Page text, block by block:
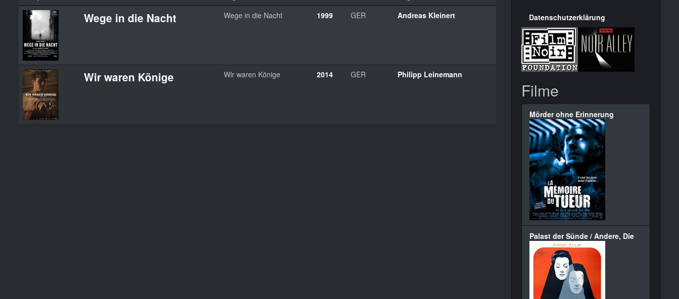
Wege in die Nacht Wege in die Nacht 1999 GER Andreas Kleinert
Wir waren Könige Wir waren Könige 2014 GER Philipp Leinemann
Datenschutzerklärung
Filme
Mörder ohne Erinnerung
Palast der Sünde / Andere, Die